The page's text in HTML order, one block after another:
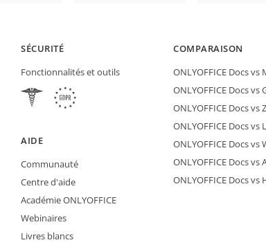
SÉCURITÉ
Fonctionnalités et outils
AIDE
Communauté
Centre d'aide
Académie ONLYOFFICE
Webinaires
Livres blancs
COMPARAISON
ONLYOFFICE Docs vs
ONLYOFFICE Docs vs
ONLYOFFICE Docs vs
ONLYOFFICE Docs vs
ONLYOFFICE Docs vs
ONLYOFFICE Docs
ONLYOFFICE Docs vs